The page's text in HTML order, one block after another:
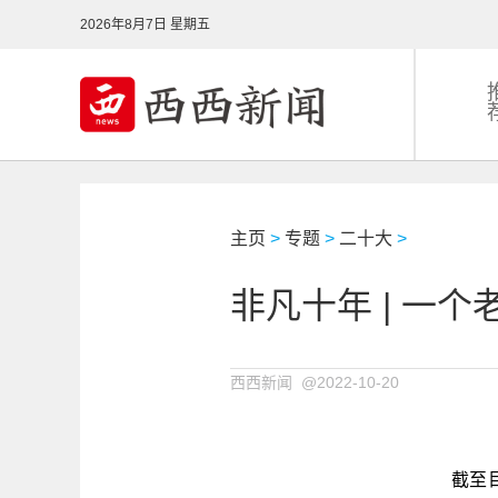
2026年8月7日 星期五
主页 > 专题 > 二十大 >
非凡十年 | 一个
西西新闻 @2022-10-20
截至